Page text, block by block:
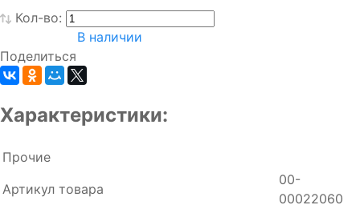
Кол-во:
В наличии
Поделиться
Характеристики:
Прочие
Артикул товара
00-
00022060